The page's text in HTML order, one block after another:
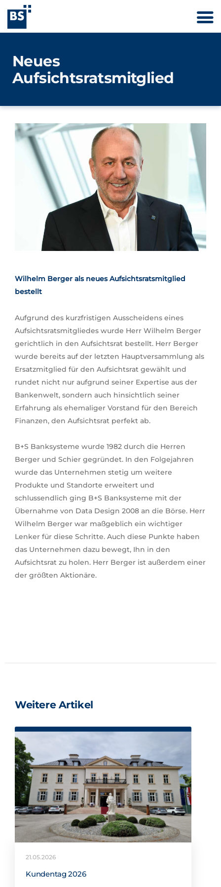
Neues
Aufsichtsratsmitglied
Wilhelm Berger als neues Aufsichtsratsmitglied
bestellt
Aufgrund des kurzfristigen Ausscheidens eines
Aufsichtsratsmitgliedes wurde Herr Wilhelm Berger
gerichtlich in den Aufsichtsrat bestellt. Herr Berger
wurde bereits auf der letzten Hauptversammlung als
Ersatzmitglied für den Aufsichtsrat gewählt und
rundet nicht nur aufgrund seiner Expertise aus der
Bankenwelt, sondern auch hinsichtlich seiner
Erfahrung als ehemaliger Vorstand für den Bereich
Finanzen, den Aufsichtsrat perfekt ab.
B+S Banksysteme wurde 1982 durch die Herren
Berger und Schier gegründet. In den Folgejahren
wurde das Unternehmen stetig um weitere
Produkte und Standorte erweitert und
schlussendlich ging B+S Banksysteme mit der
Übernahme von Data Design 2008 an die Börse. Herr
Wilhelm Berger war maßgeblich ein wichtiger
Lenker für diese Schritte. Auch diese Punkte haben
das Unternehmen dazu bewegt, Ihn in den
Aufsichtsrat zu holen. Herr Berger ist außerdem einer
der größten Aktionäre.
Weitere Artikel
21.05.2026
Kundentag 2026